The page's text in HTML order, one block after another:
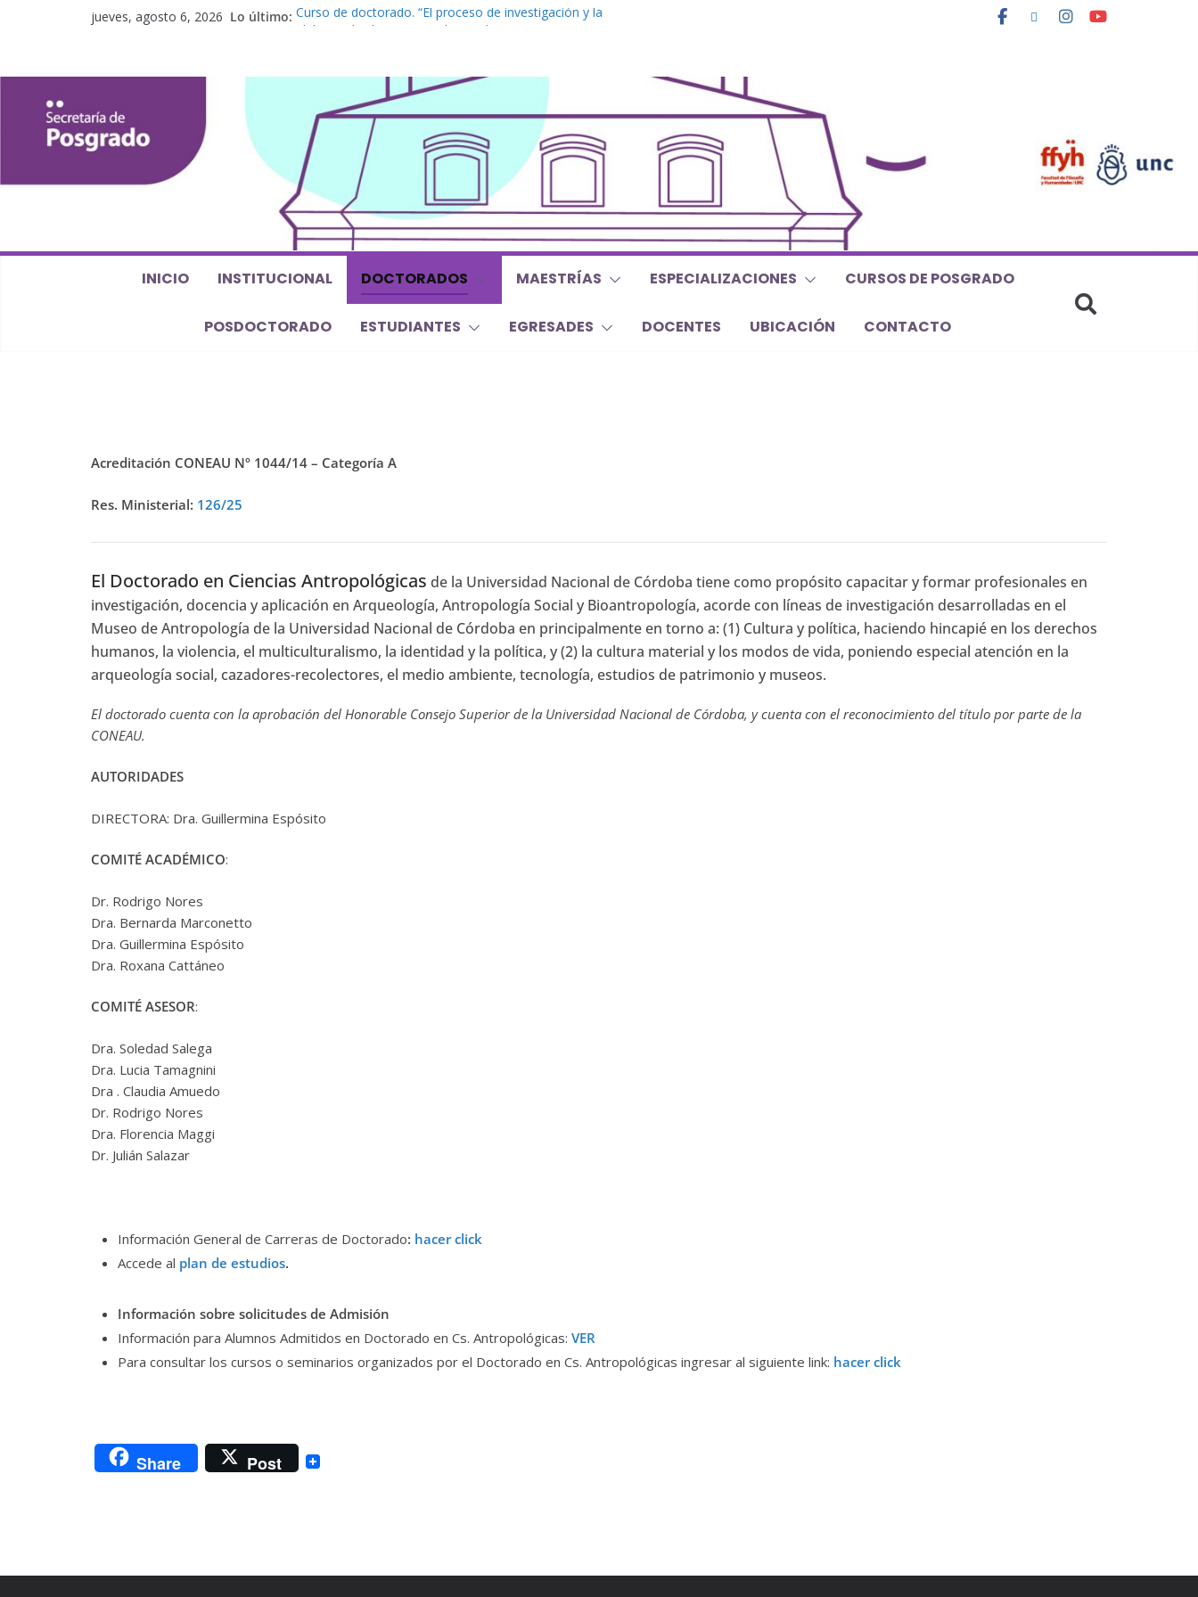
jueves, agosto 6, 2026 Lo último: Curso de doctorado. “El proceso de investigación y la
Defensas de Tesis y Trabajos Finales | Agosto 2026
Curso de doctorado. “Lógicas no clásicas desde una
perspectiva algebraica”
INICIO INSTITUCIONAL DOCTORADOS MAESTRÍAS ESPECIALIZACIONES CURSOS DE POSGRADO
POSDOCTORADO ESTUDIANTES EGRESADES DOCENTES UBICACIÓN CONTACTO
Acreditación CONEAU Nº 1044/14 – Categoría A
Res. Ministerial: 126/25
El Doctorado en Ciencias Antropológicas de la Universidad Nacional de Córdoba tiene como propósito capacitar y formar profesionales en
investigación, docencia y aplicación en Arqueología, Antropología Social y Bioantropología, acorde con líneas de investigación desarrolladas en el
Museo de Antropología de la Universidad Nacional de Córdoba en principalmente en torno a: (1) Cultura y política, haciendo hincapié en los derechos
humanos, la violencia, el multiculturalismo, la identidad y la política, y (2) la cultura material y los modos de vida, poniendo especial atención en la
arqueología social, cazadores-recolectores, el medio ambiente, tecnología, estudios de patrimonio y museos.
El doctorado cuenta con la aprobación del Honorable Consejo Superior de la Universidad Nacional de Córdoba, y cuenta con el reconocimiento del título por parte de la
CONEAU.
AUTORIDADES
DIRECTORA: Dra. Guillermina Espósito
COMITÉ ACADÉMICO:
Dr. Rodrigo Nores
Dra. Bernarda Marconetto
Dra. Guillermina Espósito
Dra. Roxana Cattáneo
COMITÉ ASESOR:
Dra. Soledad Salega
Dra. Lucia Tamagnini
Dra . Claudia Amuedo
Dr. Rodrigo Nores
Dra. Florencia Maggi
Dr. Julián Salazar
Información General de Carreras de Doctorado: hacer click
Accede al plan de estudios.
Información sobre solicitudes de Admisión
Información para Alumnos Admitidos en Doctorado en Cs. Antropológicas: VER
Para consultar los cursos o seminarios organizados por el Doctorado en Cs. Antropológicas ingresar al siguiente link: hacer click
Share Post